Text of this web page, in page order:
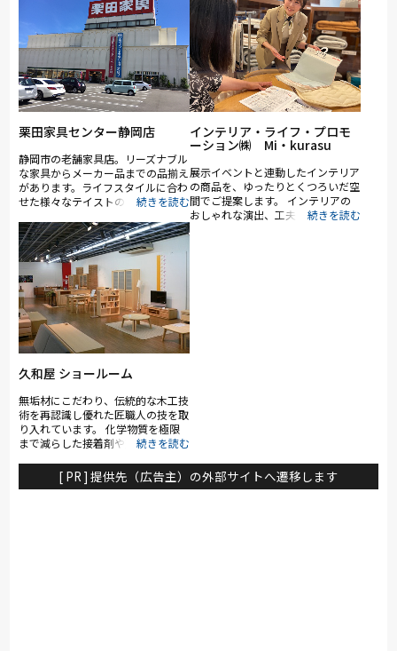
栗田家具センター静岡店
静岡市の老舗家具店。リーズナブル
な家具からメーカー品までの品揃え
があります。ライフスタイルに合わ
せた様々なテイストの家具があり、
案もしています。家具のアフターメ
ンテナンスも行っていますので、購
入後も安心です。お客様と末永いお
付き合いをさせていただきます。
インテリア・ライフ・プロモ
ーション㈱ Mi・kurasu
展示イベントと連動したインテリア
の商品を、ゆったりとくつろいだ空
間でご提案します。 インテリアの
おしゃれな演出、工夫を実際に体験
久和屋 ショールーム
無垢材にこだわり、伝統的な木工技
術を再認識し優れた匠職人の技を取
り入れています。 化学物質を極限
まで減らした接着剤や天然植物性オ
を害さない家具、永遠に愛される家
具づくりをつづけています。 ショ
[ PR ] 提供先（広告主）の外部サイトへ遷移します